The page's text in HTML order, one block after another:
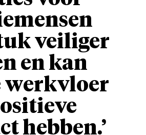
veiliger
en kan
werkvloer
hebben.’